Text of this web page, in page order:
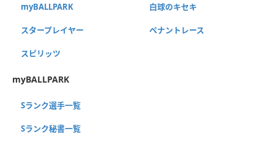
myBALLPARK 白球のキセキ
スタープレイヤー ペナントレース
スピリッツ
myBALLPARK
Sランク選手一覧
Sランク秘書一覧